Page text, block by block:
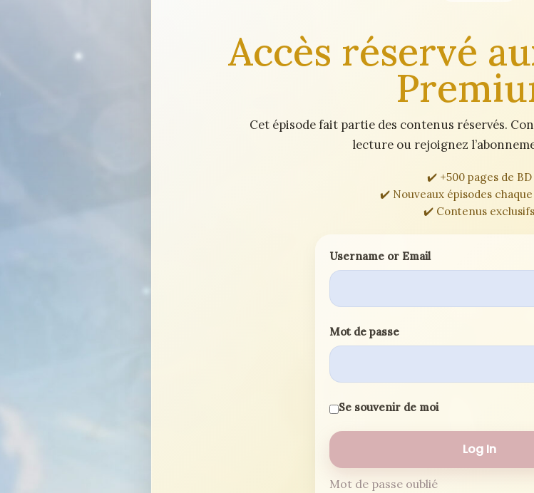
Accès réservé
Cet épisode fait partie des contenus réservés.
lecture ou rejoignez
✔️ +500 pages de BD
✔️ Nouveaux épisodes
✔️ Contenus exclusifs
Username or Email
Mot de passe
Se souvenir de moi
Mot de passe oublié